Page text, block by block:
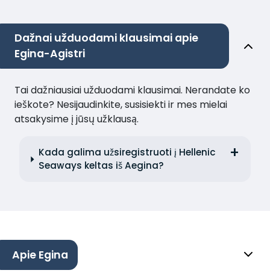
Dažnai užduodami klausimai apie
Egina-Agistri
Tai dažniausiai užduodami klausimai. Nerandate ko
ieškote? Nesijaudinkite, susisiekti ir mes mielai
atsakysime į jūsų užklausą.
Kada galima užsiregistruoti į Hellenic
Seaways keltas iš Aegina?
Apie Egina